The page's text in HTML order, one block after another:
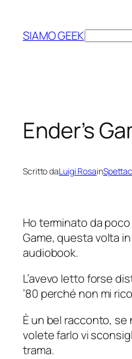
contenuto
SIAMO GEEKCerca
Ender’s
Scritto daLuigi Rosain
Ho terminato da
Game, questa volta
audiobook.
L’avevo letto forse
’80 perché non mi
È un bel racconto, se
volete farlo vi
trama.